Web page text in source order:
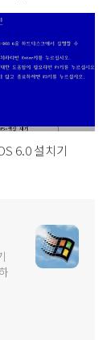
6.0 설치기